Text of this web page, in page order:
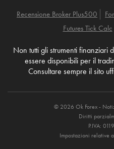
Recensione Broker Plus500
Futures Tick Calc
Non tutti gli strumenti finanziari
essere disponibili per il
Consultare sempre il sito
© 2026 Ok Forex -
Diritti
P.IVA:
Impostazioni relative